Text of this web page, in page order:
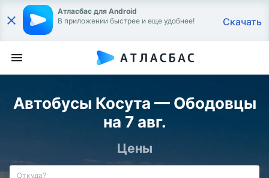
Атласбас для Android
В приложении быстрее и еще удобнее!
Скачать
Автобусы Косута — Ободовцы
на 7 авг.
Цены
Откуда?